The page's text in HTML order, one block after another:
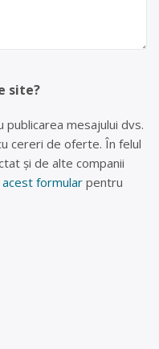
site?
publicarea mesajului dvs.
cereri de oferte. În felul
și de alte companii
acest formular pentru